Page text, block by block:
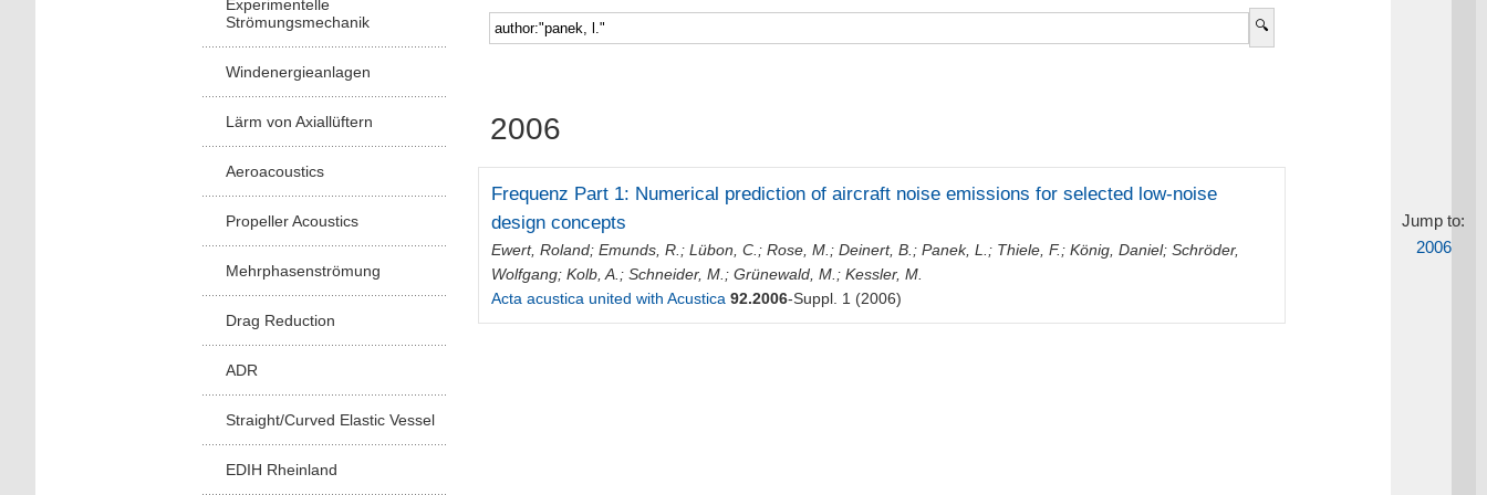
Experimentelle
Strömungsmechanik
Windenergieanlagen
Lärm von Axiallüftern
Aeroacoustics
Propeller Acoustics
Mehrphasenströmung
Drag Reduction
ADR
Straight/Curved Elastic Vessel
EDIH Rheinland
Jump to:
2006
2006
Frequenz Part 1: Numerical prediction of aircraft noise emissions for selected low-noise
design concepts
Ewert, Roland;Emunds, R. ;Lübon, C. ;Rose, M. ;Deinert, B. ;Panek, L. ; Thiele, F. ;König, Daniel;Schröder,
Wolfgang;Kolb, A. ;Schneider, M. ;Grünewald, M. ;Kessler, M.
Acta acustica united with Acustica 92.2006-Suppl. 1 (2006)